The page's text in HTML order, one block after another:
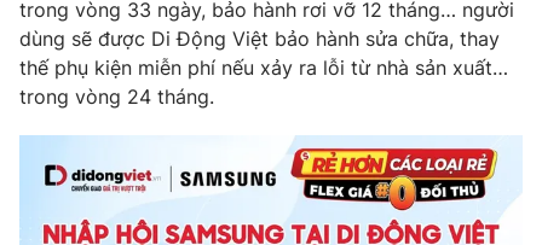
trong vòng 33 ngày, bảo hành rơi vỡ 12 tháng… người
dùng sẽ được Di Động Việt bảo hành sửa chữa, thay
thế phụ kiện miễn phí nếu xảy ra lỗi từ nhà sản xuất…
trong vòng 24 tháng.